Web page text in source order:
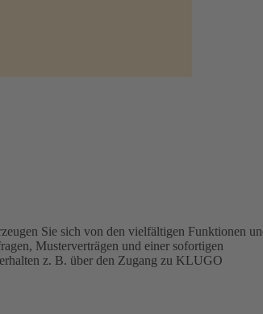
Sie sich von den vielfältigen Funktionen
Musterverträgen und einer sofortigen
z. B. über den Zugang zu KLUGO